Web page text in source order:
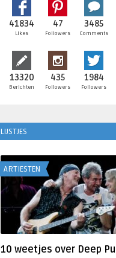
41834
Likes
47
Followers
3485
Comments
13320
Berichten
435
Followers
1984
Followers
LIJSTJES
ARTIESTEN
10 weetjes over Deep